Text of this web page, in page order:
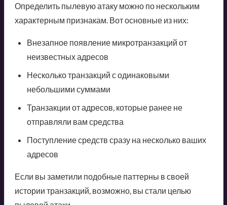
Определить пылевую атаку можно по нескольким
характерным признакам. Вот основные из них:
Внезапное появление микротранзакций от
неизвестных адресов
Несколько транзакций с одинаковыми
небольшими суммами
Транзакции от адресов, которые ранее не
отправляли вам средства
Поступление средств сразу на несколько ваших
адресов
Если вы заметили подобные паттерны в своей
истории транзакций, возможно, вы стали целью